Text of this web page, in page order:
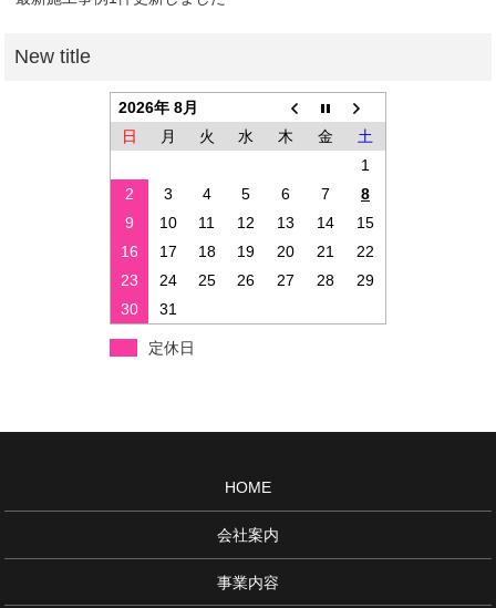
2026年 8月
日
月 火 水 木 金
土
1
2
3 4 5 6 7
8
9
10 11 12 13 14
15
16
17 18 19 20 21
22
23
24 25 26 27 28
29
30
31
定休日
HOME
会社案内
事業内容